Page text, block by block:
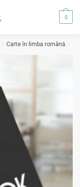
0
/ Carte în limba română /